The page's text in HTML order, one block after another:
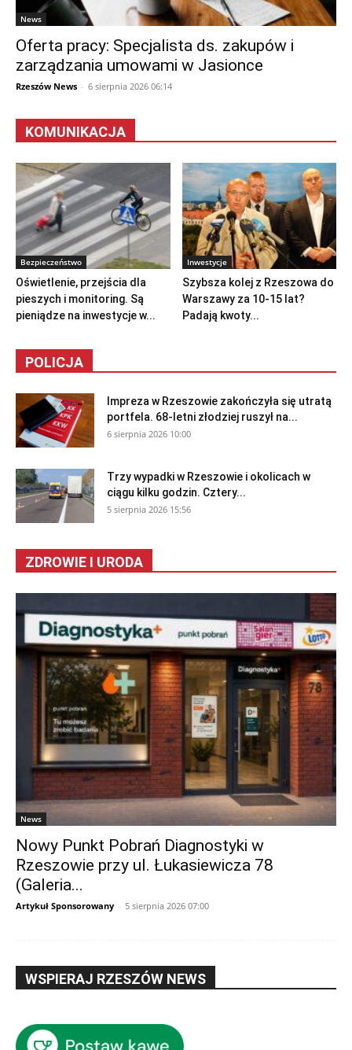
News
Oferta pracy: Specjalista ds. zakupów i
zarządzania umowami w Jasionce
Rzeszów News - 6 sierpnia 2026 06:14
KOMUNIKACJA
Bezpieczeństwo
Oświetlenie, przejścia dla
pieszych i monitoring. Są
pieniądze na inwestycje w...
Inwestycje
Szybsza kolej z Rzeszowa do
Warszawy za 10-15 lat?
Padają kwoty...
POLICJA
Impreza w Rzeszowie zakończyła się utratą
portfela. 68-letni złodziej ruszył na...
6 sierpnia 2026 10:00
Trzy wypadki w Rzeszowie i okolicach w
ciągu kilku godzin. Cztery...
5 sierpnia 2026 15:56
ZDROWIE I URODA
News
Nowy Punkt Pobrań Diagnostyki w
Rzeszowie przy ul. Łukasiewicza 78
(Galeria...
Artykuł Sponsorowany - 5 sierpnia 2026 07:00
WSPIERAJ RZESZÓW NEWS